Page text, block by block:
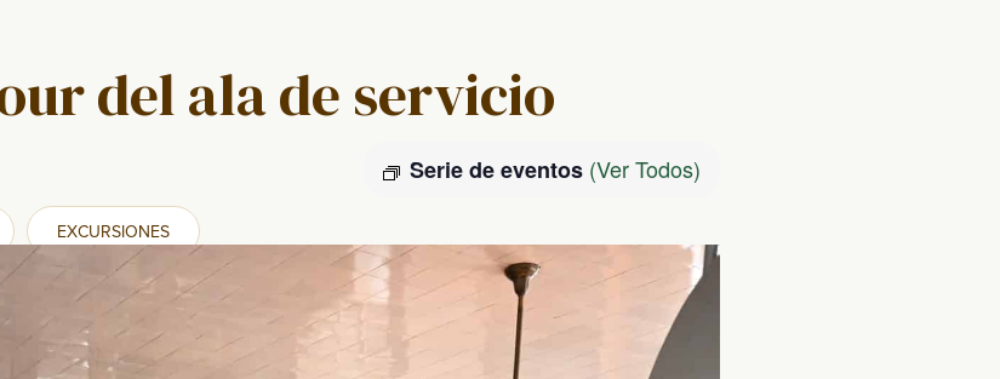
del ala de servicio
Serie de eventos (Ver Todos)
EXCURSIONES